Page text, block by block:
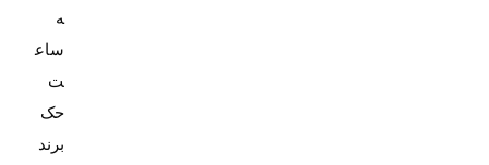
ه
ساع
حک
برند